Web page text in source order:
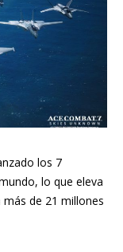
los 7
lo que eleva
más de 21 millones